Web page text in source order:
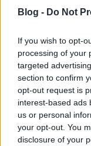
Blog - Do Not
If you wish to opt-
processing of your
targeted
section to confirm
opt-out request is
interest-based ads
us or personal
your opt-out. You
disclosure of your
Ákos pont egy
megújult
társa, Hauber